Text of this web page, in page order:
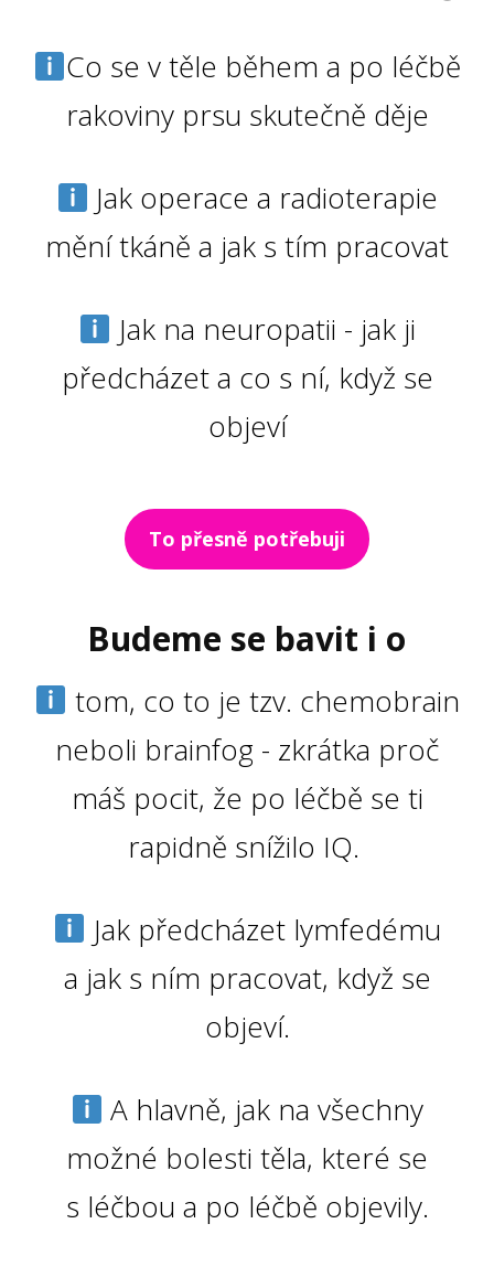
Co se v těle během a po léčbě
rakoviny prsu skutečně děje
Jak operace a radioterapie
mění tkáně a jak s tím pracovat
Jak na neuropatii - jak ji
předcházet a co s ní, když se
objeví
To přesně potřebuji
Budeme se bavit i o
tom, co to je tzv. chemobrain
neboli brainfog - zkrátka proč
máš pocit, že po léčbě se ti
rapidně snížilo IQ.
Jak předcházet lymfedému
a jak s ním pracovat, když se
objeví.
A hlavně, jak na všechny
možné bolesti těla, které se
s léčbou a po léčbě objevily.